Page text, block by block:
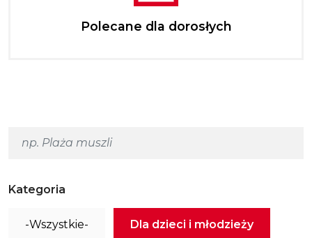
Polecane dla dorosłych
Kategoria
-Wszystkie- Dla dzieci i młodzieży